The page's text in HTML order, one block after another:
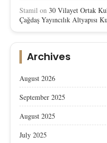
Stamil on 30 Vilayet Ortak
Çağdaş Yayıncılık Altyapısı
Archives
August 2026
September 2025
August 2025
July 2025